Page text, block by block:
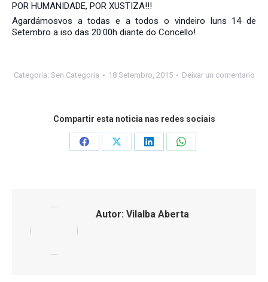
POR HUMANIDADE, POR XUSTIZA!!!
Agardámosvos a todas e a todos o vindeiro luns 14 de
Setembro a iso das 20:00h diante do Concello!
Categoría: Sen Categoria 18 Setembro, 2015 Deixar un comentario
Compartir esta noticia nas redes sociais
Share
Share
Share
Share
Autor: Vilalba Aberta